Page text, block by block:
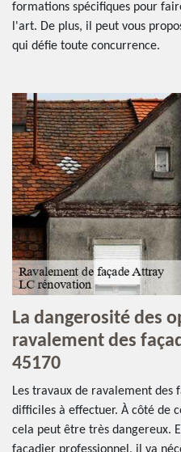
formations spécifiques pour
l'art. De plus, il peut vous
qui défie toute concurrence.
La dangerosité des
ravalement des
45170
Les travaux de ravalement des
difficiles à effectuer. À côté de
cela peut être très dangereux.